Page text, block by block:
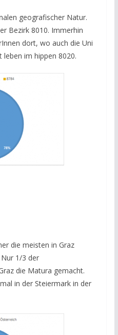
geografischer Natur.
Bezirk 8010. Immerhin
dort, wo auch die Uni
leben im hippen 8020.
die meisten in Graz
1/3 der
die Matura gemacht.
in der Steiermark in der